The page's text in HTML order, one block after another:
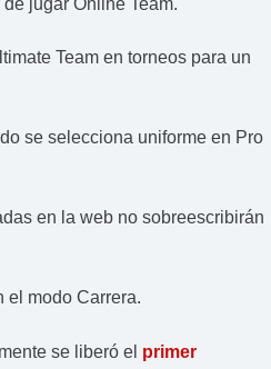
jugar Online Team.
Team en torneos para un
se selecciona uniforme en Pro
en la web no sobreescribirán
el modo Carrera.
se liberó el primer